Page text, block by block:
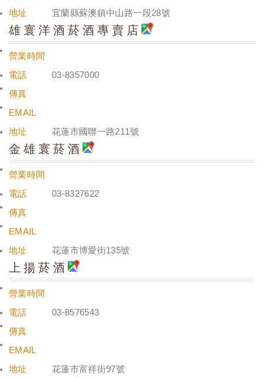
地址
宜蘭縣蘇澳鎮中山路一段28號
雄寰洋酒菸酒專賣店
營業時間
電話
03-8357000
傳真
EMAIL
地址
花蓮市國聯一路211號
金雄寰菸酒
營業時間
電話
03-8327622
傳真
EMAIL
地址
花蓮市博愛街135號
上揚菸酒
營業時間
電話
03-8576543
傳真
EMAIL
地址
花蓮市富祥街97號